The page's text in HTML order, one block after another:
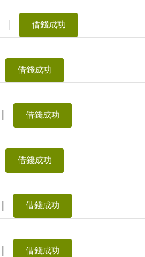
| 借錢成功
借錢成功
| 借錢成功
借錢成功
| 借錢成功
| 借錢成功